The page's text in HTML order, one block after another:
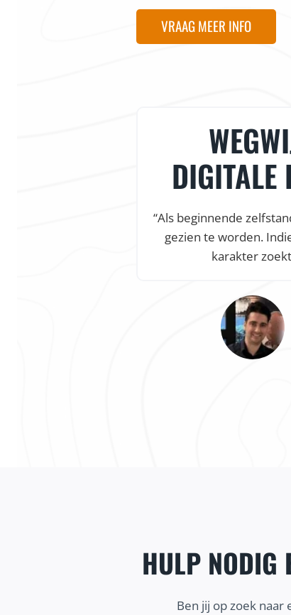
VRAAG MEER INFO
DIGITALE
“Als beginnende
gezien te worden.
karakter
HULP NODIG
Ben jij op zoek